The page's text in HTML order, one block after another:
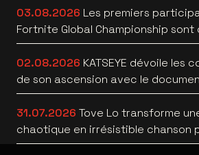
03.08.2026 Les premiers
Fortnite Global Championship sont
àau Lotto Arena
02.08.2026 KATSEYE dévoile les
de son ascension avec le
WILD HEARTS [trailer]
31.07.2026 Tove Lo transforme
chaotique en irrésistible chanson